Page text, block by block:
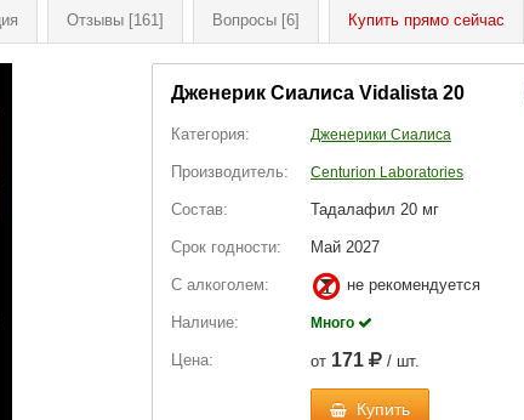
Отзывы [161] Вопросы [6] Купить прямо сейчас
Дженерик Сиалиса Vidalista 20
Категория: Дженерики Сиалиса
Производитель: Centurion Laboratories
Состав: Тадалафил 20 мг
Срок годности: Май 2027
С алкоголем: не рекомендуется
Наличие: Много
Цена: от 171 / шт.
Купить